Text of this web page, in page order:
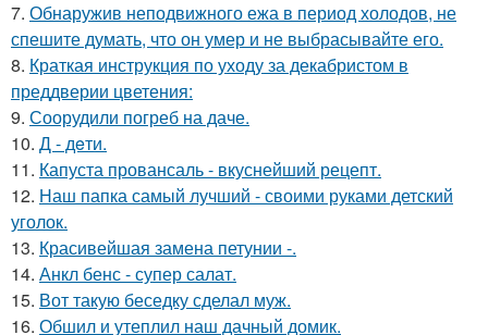
7. Обнаружив неподвижного ежа в период холодов, не
спешите думать, что он умер и не выбрасывайте его.
8. Краткая инструкция по уходу за декабристом в
преддверии цветения:
9. Соорудили погреб на даче.
10. Д - дeти.
11. Капуста провансаль - вкуснейший рецепт.
12. Наш папка самый лучший - своими руками детский
уголок.
13. Красивейшая замена петунии -.
14. Анкл бенс - супер салат.
15. Вот такую беседку сделал муж.
16. Обшил и утеплил наш дачный домик.